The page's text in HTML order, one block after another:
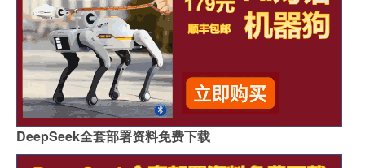
DeepSeek全套部署资料免费下载